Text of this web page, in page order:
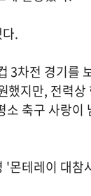
.
3차전 경기를
했지만, 전력상
축구 사랑이
'몬테레이 대참